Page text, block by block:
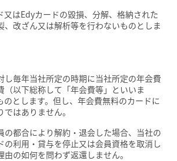
又はEdyカードの毀損、分解、格納された
、改ざん又は解析等を行わないものとしま
し毎年当社所定の時期に当社所定の年会費
（以下総称して「年会費等」といいま
のとします。但し、年会費無料のカードに
はありません。
の都合により解約・退会した場合、当社の
の利用・貸与を停止又は会員資格を取消し
の如何を問わず返還しません。